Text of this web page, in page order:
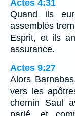
Actes 4:31
Quand ils
assemblés
Esprit, et ils
assurance.
Actes 9:27
Alors
vers les
chemin Saul